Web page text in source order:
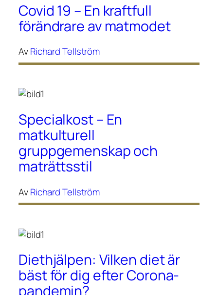
Covid 19 – En kraftfull
förändrare av matmodet
AvRichard Tellström
Specialkost – En
matkulturell
gruppgemenskap och
maträttsstil
AvRichard Tellström
Diethjälpen: Vilken diet är
bäst för dig efter Corona-
pandemin?